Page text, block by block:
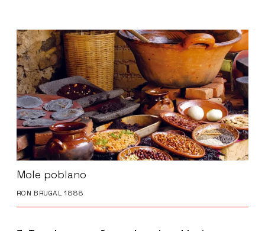
Mole poblano
RON BRUGAL 1888